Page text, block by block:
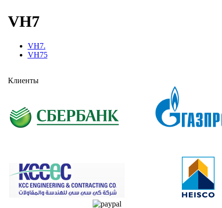
VH7
VH7.
VH75
Клиенты